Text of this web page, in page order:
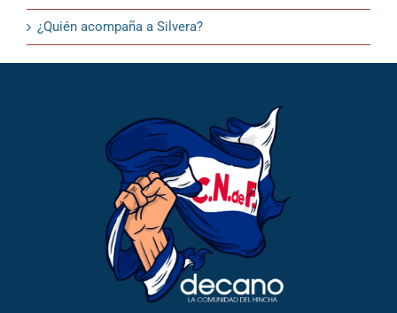
¿Quién acompaña a Silvera?